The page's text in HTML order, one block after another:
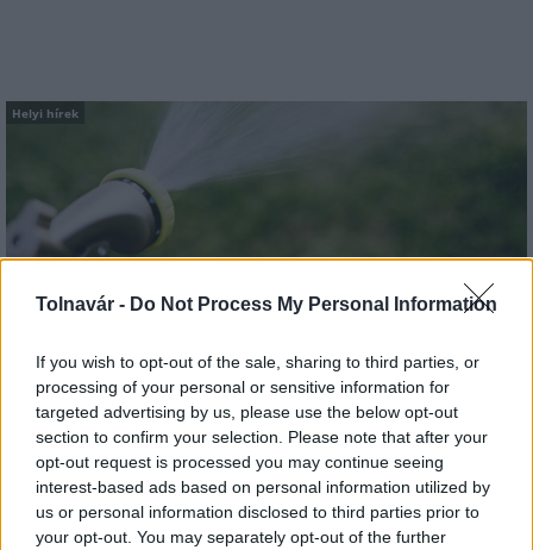
Tolnavár - Do Not Process My Personal Information
If you wish to opt-out of the sale, sharing to third parties, or
processing of your personal or sensitive information for
targeted advertising by us, please use the below opt-out
section to confirm your selection. Please note that after your
opt-out request is processed you may continue seeing
interest-based ads based on personal information utilized by
us or personal information disclosed to third parties prior to
your opt-out. You may separately opt-out of the further
Helyi hírek
A hőségben is védik a növényzetet Pakson
MAGYAR ÉPÍTŐK